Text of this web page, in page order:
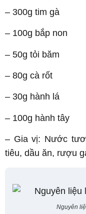
– 300g tim gà
– 100g bắp non
– 50g tỏi băm
– 80g cà rốt
– 30g hành lá
– 100g hành tây
– Gia vị: Nước
tiêu, dầu ăn, rượu
Nguyên